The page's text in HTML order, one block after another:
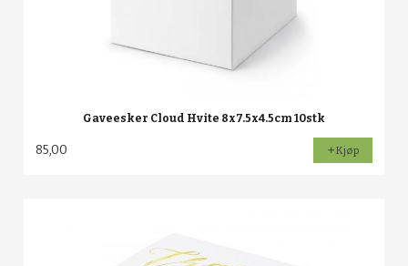
Gaveesker Cloud Hvite 8x7.5x4.5cm 10stk
85,00 Kjøp